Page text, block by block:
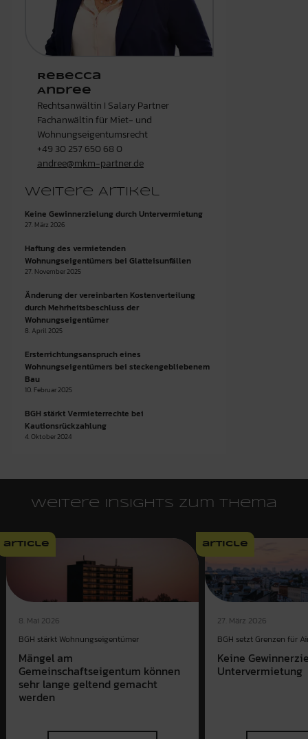
Rebecca
Andree
Rechtsanwältin I Salary Partner
Fachanwältin für Miet- und
Wohnungseigentumsrecht
+49 30 257 650 68 0
andree@mkm-partner.de
Weitere Artikel
Keine Gewinnerzielung durch Untervermietung
27. März 2026
Haftung des vermietenden
Wohnungseigentümers bei Glatteisunfällen
27. November 2025
Änderung der vereinbarten Kostenverteilung
durch Mehrheitsbeschluss der
Wohnungseigentümer
8. April 2025
Ersterrichtungsanspruch eines
Wohnungseigentümers bei steckengebliebenem
Bau
10. Februar 2025
BGH stärkt Vermieterrechte bei
Kautionsrückzahlung
4. Oktober 2024
Weitere Insights zum Thema
article
8. Mai 2026
BGH stärkt Wohnungseigentümer
Mängel am
Gemeinschaftseigentum können
sehr lange geltend gemacht
werden
article
27. März 2026
BGH setzt Grenzen für
Keine
Untervermietung